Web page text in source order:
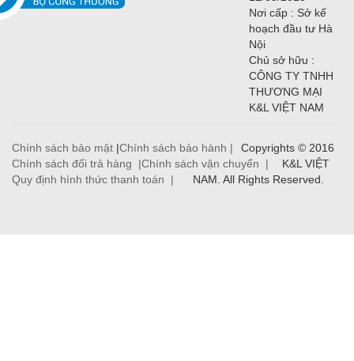
Nơi cấp : Sở kế
hoạch đầu tư Hà
Nội
Chủ sở hữu :
CÔNG TY TNHH
THƯƠNG MẠI
K&L VIỆT NAM
Chính sách bảo mật |Chính sách bảo hành |
Chính sách đổi trả hàng |Chính sách vận chuyển |
Quy định hình thức thanh toán |
Copyrights © 2016
K&L VIỆT
NAM. All Rights Reserved.